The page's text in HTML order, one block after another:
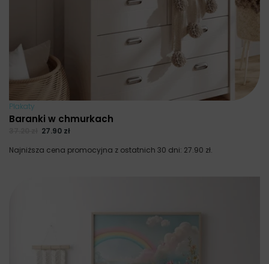
Plakaty
Baranki w chmurkach
27.90 zł
Najniższa cena promocyjna z ostatnich 30 dni: 27.90 zł.